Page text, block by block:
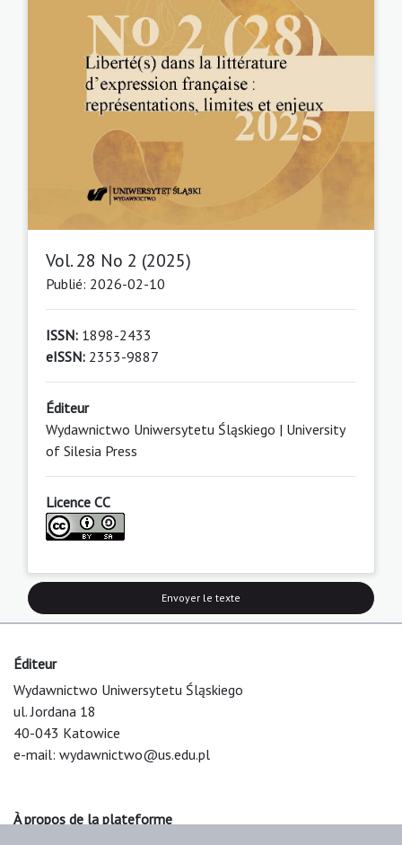
Vol. 28 No 2 (2025)
Publié: 2026-02-10
ISSN: 1898-2433
eISSN: 2353-9887
Éditeur
Wydawnictwo Uniwersytetu Śląskiego | University
of Silesia Press
Licence CC
Envoyer le texte
Éditeur
Wydawnictwo Uniwersytetu Śląskiego
ul. Jordana 18
40-043 Katowice
e-mail: wydawnictwo@us.edu.pl
À propos de la plateforme